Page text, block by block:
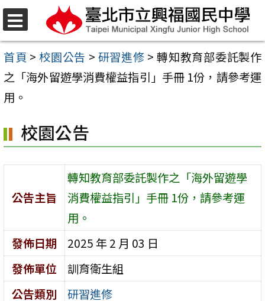
選
單
跳
至
主
要
內
區
首頁 > 校園公告 > 研習進修 > 轉知教育部委託製作
之「海外留遊學消費權益指引」手冊 1份，請參考運
用。
校園公告
公告主旨
轉知教育部委託製作之「海外留遊學
消費權益指引」手冊 1份，請參考運
用。
發佈日期
2025 年 2 月 03 日
發佈單位
訓育衛生組
公告類別
研習進修